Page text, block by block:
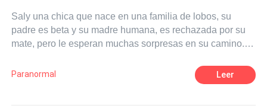
Saly una chica que nace en una familia de lobos, su
padre es beta y su madre humana, es rechazada por su
mate, pero le esperan muchas sorpresas en su camino.
oportunidad. ¿ planes tendrá la gran diosa para esta
Paranormal Leer